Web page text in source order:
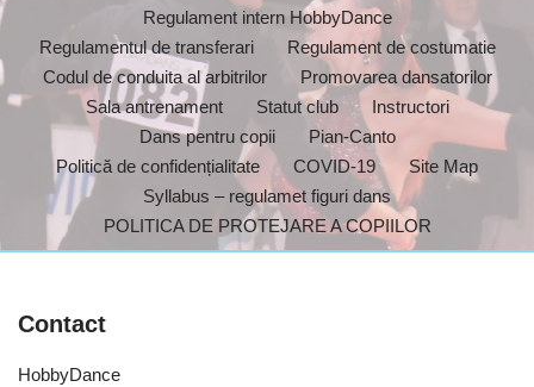
Regulament intern HobbyDance
Regulamentul de transferari
Regulament de costumatie
Codul de conduita al arbitrilor
Promovarea dansatorilor
Sala antrenament
Statut club
Instructori
Dans pentru copii
Pian-Canto
Politică de confidențialitate
COVID-19
Site Map
Syllabus – regulamet figuri dans
POLITICA DE PROTEJARE A COPIILOR
Contact
HobbyDance